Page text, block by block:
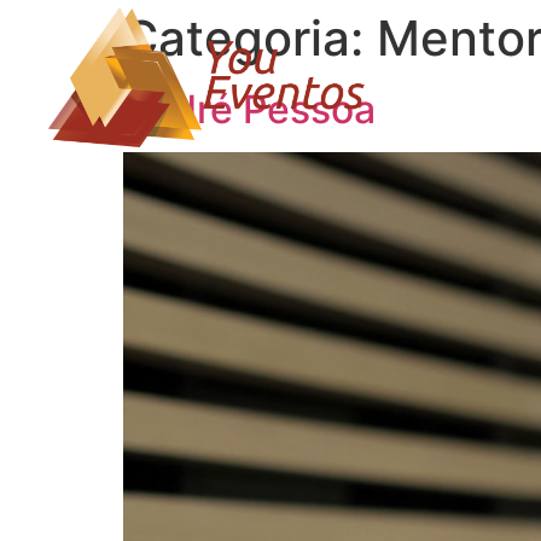
Categoria:
André Pessoa